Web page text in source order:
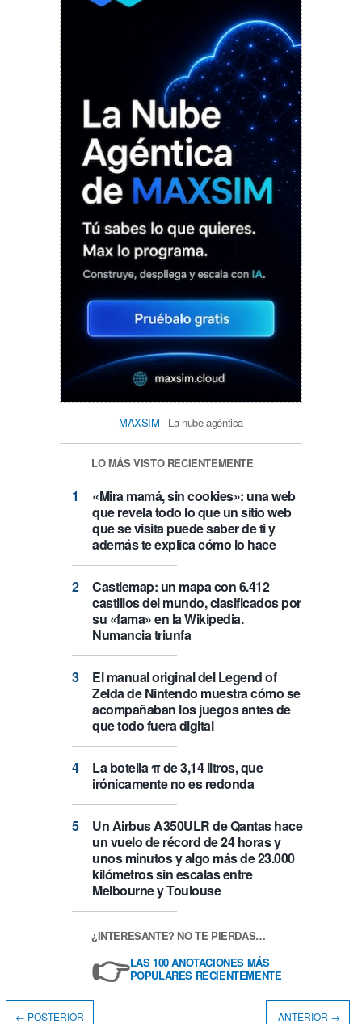
MAXSIM - La nube agéntica
LO MÁS VISTO RECIENTEMENTE
«Mira mamá, sin cookies»: una web
que revela todo lo que un sitio web
que se visita puede saber de ti y
además te explica cómo lo hace
Castlemap: un mapa con 6.412
castillos del mundo, clasificados por
su «fama» en la Wikipedia.
Numancia triunfa
El manual original del Legend of
Zelda de Nintendo muestra cómo se
acompañaban los juegos antes de
que todo fuera digital
La botella π de 3,14 litros, que
irónicamente no es redonda
Un Airbus A350ULR de Qantas hace
un vuelo de récord de 24 horas y
unos minutos y algo más de 23.000
kilómetros sin escalas entre
Melbourne y Toulouse
¿INTERESANTE? NO TE PIERDAS…
👉LAS 100 ANOTACIONES MÁS
POPULARES RECIENTEMENTE
← POSTERIOR ANTERIOR →